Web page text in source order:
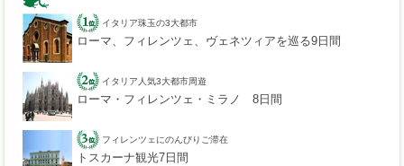
イタリア珠玉の3大都市
ローマ、フィレンツェ、ヴェネツィアを巡る9日間
イタリア人気3大都市周遊
ローマ・フィレンツェ・ミラノ 8日間
フィレンツェにのんびりご滞在
トスカーナ観光7日間